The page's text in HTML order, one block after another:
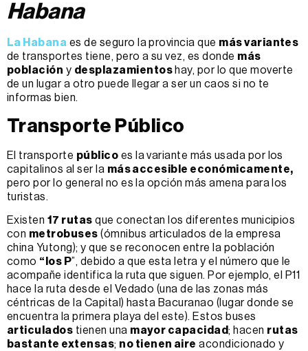
Habana
La Habana es de seguro la provincia que más variantes
de transportes tiene, pero a su vez, es donde más
población y desplazamientoshay, por lo que moverte
de un lugar a otro puede llegar a ser un caos si no te
informas bien.
Transporte Público
El transporte público es la variante más usada por los
capitalinos al ser la más accesible económicamente,
pero por lo general no es la opción más amena para los
turistas.
Existen 17 rutas que conectan los diferentes municipios
con metrobuses (ómnibus articulados de la empresa
china Yutong); y que se reconocen entre la población
como “los P”, debido a que esta letra y el número que le
acompañe identifica la ruta que siguen. Por ejemplo, el P11
hace la ruta desde el Vedado (una de las zonas más
céntricas de la Capital) hasta Bacuranao (lugar donde se
encuentra la primera playa del este). Estos buses
articulados tienen una mayor capacidad; hacen rutas
bastante extensas; no tienen aire acondicionado y